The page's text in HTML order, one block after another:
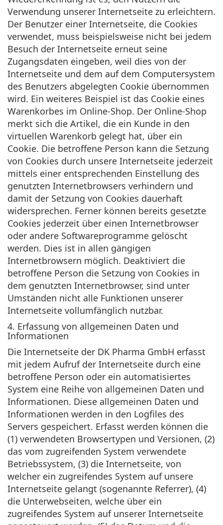
Verwendung unserer Internetseite zu erleichtern.
Der Benutzer einer Internetseite, die Cookies
verwendet, muss beispielsweise nicht bei jedem
Besuch der Internetseite erneut seine
Zugangsdaten eingeben, weil dies von der
Internetseite und dem auf dem Computersystem
des Benutzers abgelegten Cookie übernommen
wird. Ein weiteres Beispiel ist das Cookie eines
Warenkorbes im Online-Shop. Der Online-Shop
merkt sich die Artikel, die ein Kunde in den
virtuellen Warenkorb gelegt hat, über ein
Cookie. Die betroffene Person kann die Setzung
von Cookies durch unsere Internetseite jederzeit
mittels einer entsprechenden Einstellung des
genutzten Internetbrowsers verhindern und
damit der Setzung von Cookies dauerhaft
widersprechen. Ferner können bereits gesetzte
Cookies jederzeit über einen Internetbrowser
oder andere Softwareprogramme gelöscht
werden. Dies ist in allen gängigen
Internetbrowsern möglich. Deaktiviert die
betroffene Person die Setzung von Cookies in
dem genutzten Internetbrowser, sind unter
Umständen nicht alle Funktionen unserer
Internetseite vollumfänglich nutzbar.
4. Erfassung von allgemeinen Daten und
Informationen
Die Internetseite der DK Pharma GmbH erfasst
mit jedem Aufruf der Internetseite durch eine
betroffene Person oder ein automatisiertes
System eine Reihe von allgemeinen Daten und
Informationen. Diese allgemeinen Daten und
Informationen werden in den Logfiles des
Servers gespeichert. Erfasst werden können die
(1) verwendeten Browsertypen und Versionen, (2)
das vom zugreifenden System verwendete
Betriebssystem, (3) die Internetseite, von
welcher ein zugreifendes System auf unsere
Internetseite gelangt (sogenannte Referrer), (4)
die Unterwebseiten, welche über ein
zugreifendes System auf unserer Internetseite